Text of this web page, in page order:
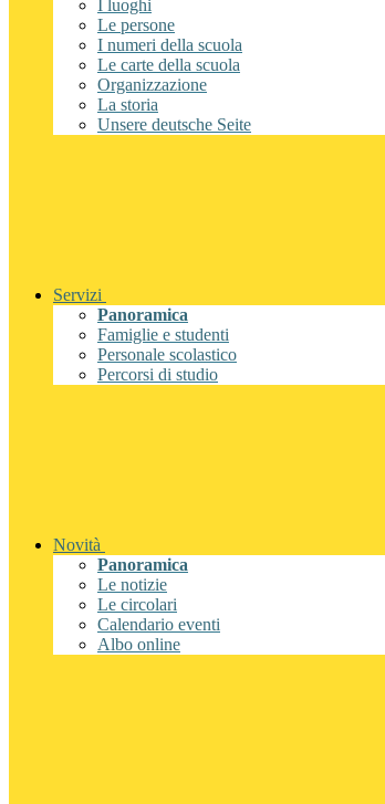
I luoghi
Le persone
I numeri della scuola
Le carte della scuola
Organizzazione
La storia
Unsere deutsche Seite
Servizi
Panoramica
Famiglie e studenti
Personale scolastico
Percorsi di studio
Novità
Panoramica
Le notizie
Le circolari
Calendario eventi
Albo online